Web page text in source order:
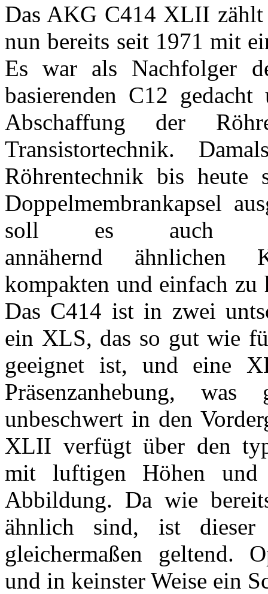
Das AKG C414 XLII zählt
nun bereits seit 1971 mit
Es war als Nachfolger
basierenden C12
Abschaffung der
Transistortechnik.
Röhrentechnik bis
Doppelmembrankapsel
soll es auch
annähernd ähnlichen
kompakten und einfach zu
Das C414 ist in zwei
ein XLS, das so gut wie
geeignet ist, und eine
Präsenzanhebung,
unbeschwert in den
XLII verfügt über den
mit luftigen Höhen und
Abbildung. Da wie
ähnlich sind, ist
gleichermaßen geltend.
und in keinster Weise ein